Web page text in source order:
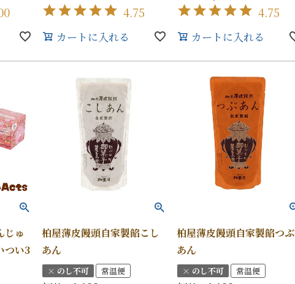
4.75
カートに入れる
4.75
カートに入れる
じゅ
つい3
柏屋薄皮饅頭自家製餡こし
あん
× のし不可 常温便
柏屋薄皮饅頭自家製餡つぶ
あん
× のし不可 常温便